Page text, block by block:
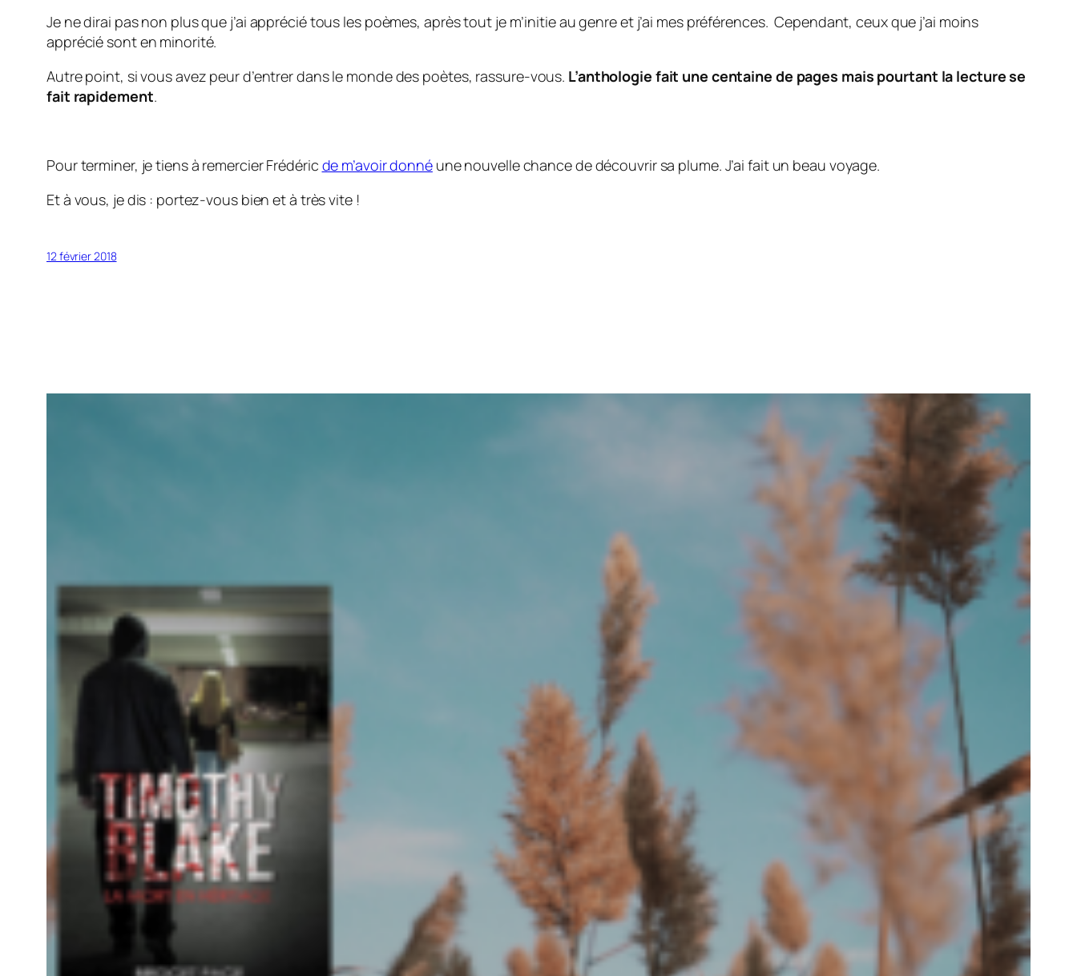
Je ne dirai pas non plus que j’ai apprécié tous les poèmes, après tout je m’initie au genre et j’ai mes préférences. Cependant, ceux que j’ai moins
apprécié sont en minorité.
Autre point, si vous avez peur d’entrer dans le monde des poètes, rassure-vous. L’anthologie fait une centaine de pages mais pourtant la lecture se
fait rapidement.
Pour terminer, je tiens à remercier Frédéric de m’avoir donnéune nouvelle chance de découvrir sa plume. J’ai fait un beau voyage.
Et à vous, je dis : portez-vous bien et à très vite !
12 février 2018